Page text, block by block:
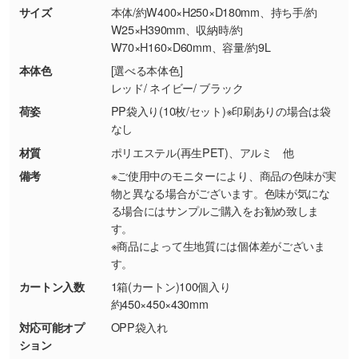
現物支給による色指定も承っております。→詳
・背景がある画像からキャラクター部分だけを
使いたいです
シンプルな背景のデータや、使いたいキャラク
ター部分の輪郭がはっきりしているデータは切
り抜き処理が可能です。→詳しく見る
・持っているデータの背景が足りない／塗り足
しの作り方が分からない
印刷したいデータが印刷範囲よりも小さい場
合、シンプルな色・柄の背景であれば拡張が可
詳しく見る
・デザインにQRコードを入れたい／QRコード
を生成してほしい
URLをご指定いただければ、QRコードを生成
商品が破損した場合
・商品到着後7日以上経過している場合
・お客様のご都合による返品・交換依頼(商
品・色・数量などの注文間違い等)
サイズ
本体/約W400×H250×D180mm、持ち手/約
W25×H390mm、収納時/約
W70×H160×D60mm、容量/約9L
本体色
[選べる本体色]
レッド/ ネイビー/ ブラック
荷姿
PP袋入り(10枚/セット)※印刷ありの場合は袋
なし
材質
ポリエステル(再生PET)、アルミ 他
備考
※ご使用中のモニターにより、商品の色味が実
物と異なる場合がございます。色味が気にな
る場合にはサンプルご購入をお勧め致しま
す。
※商品によって生地質には個体差がございま
す。
カートン入数
1箱(カートン)100個入り
約450×450×430mm
対応可能オプ
ション
OPP袋入れ